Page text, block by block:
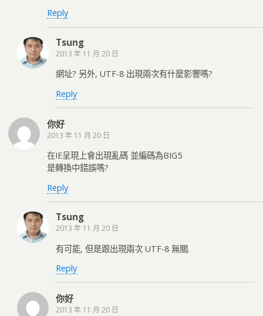
Reply
Tsung
2013 年 11 月 20 日
網址? 另外, UTF-8 出現兩次有什麼影響嗎?
Reply
你好
2013 年 11 月 20 日
在IE呈現上會出現亂碼 並編碼為BIG5
是轉換中錯誤嗎?
Reply
Tsung
2013 年 11 月 20 日
有可能, 但是跟出現兩次 UTF-8 無關.
Reply
你好
2013 年 11 月 20 日